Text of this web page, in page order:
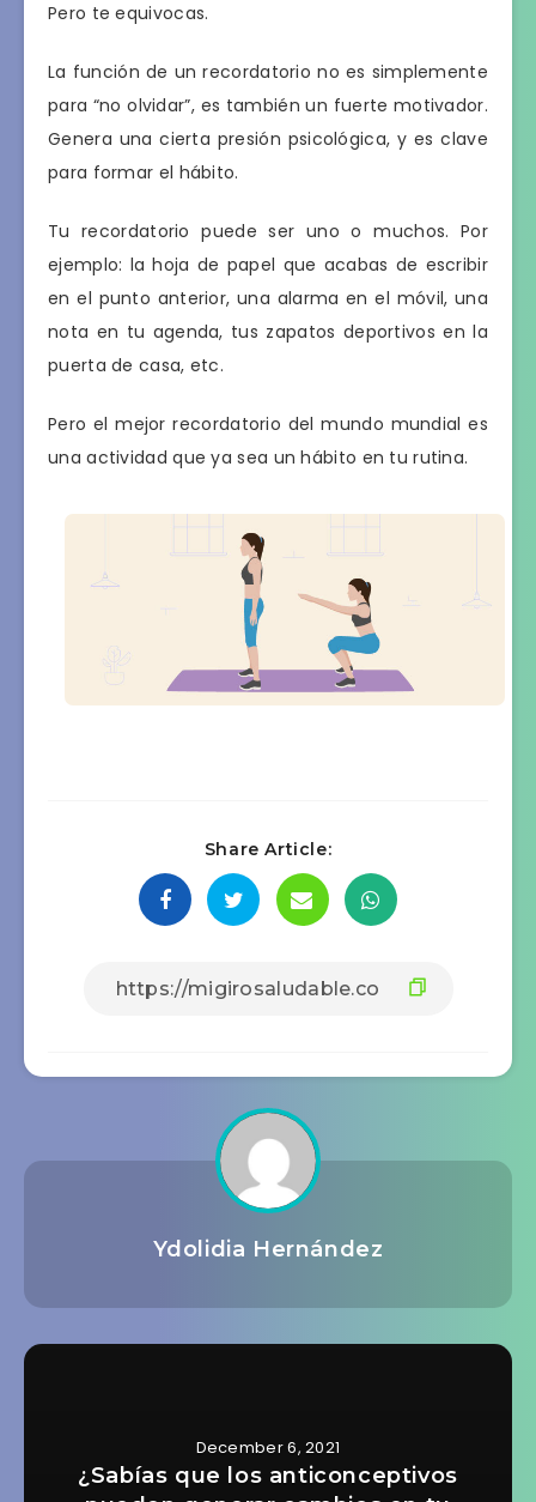
Pero te equivocas.
La función de un recordatorio no es simplemente
para “no olvidar”, es también un fuerte motivador.
Genera una cierta presión psicológica, y es clave
para formar el hábito.
Tu recordatorio puede ser uno o muchos. Por
ejemplo: la hoja de papel que acabas de escribir
en el punto anterior, una alarma en el móvil, una
nota en tu agenda, tus zapatos deportivos en la
puerta de casa, etc.
Pero el mejor recordatorio del mundo mundial es
una actividad que ya sea un hábito en tu rutina.
Share Article:
Ydolidia Hernández
December 6, 2021
¿Sabías que los anticonceptivos